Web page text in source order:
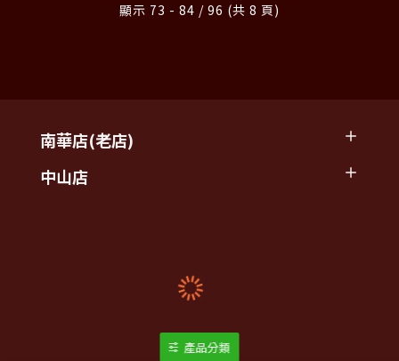
顯示 73 - 84 / 96 (共 8 頁)
南華店(老店)
中山店
產品分類